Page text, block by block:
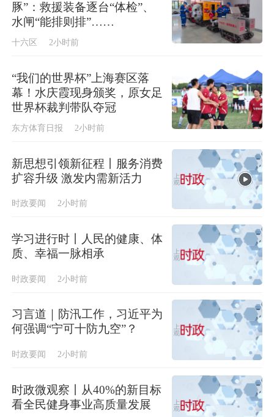
豚”：救援装备逐台“体检”、
水闸“能排则排”……
十六区 2小时前
“我们的世界杯”上海赛区落
幕！水庆霞现身颁奖，原女足
世界杯裁判带队夺冠
东方体育日报 2小时前
新思想引领新征程丨服务消费
扩容升级 激发内需新活力
时政要闻 2小时前
学习进行时丨人民的健康、体
质、幸福一脉相承
时政要闻 2小时前
习言道｜防汛工作，习近平为
何强调“宁可十防九空”？
时政要闻 2小时前
时政微观察丨从40%的新目标
看全民健身事业高质量发展